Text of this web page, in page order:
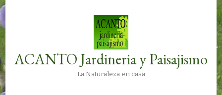
ACANTO Jardineria y Paisajismo
La Naturaleza en casa